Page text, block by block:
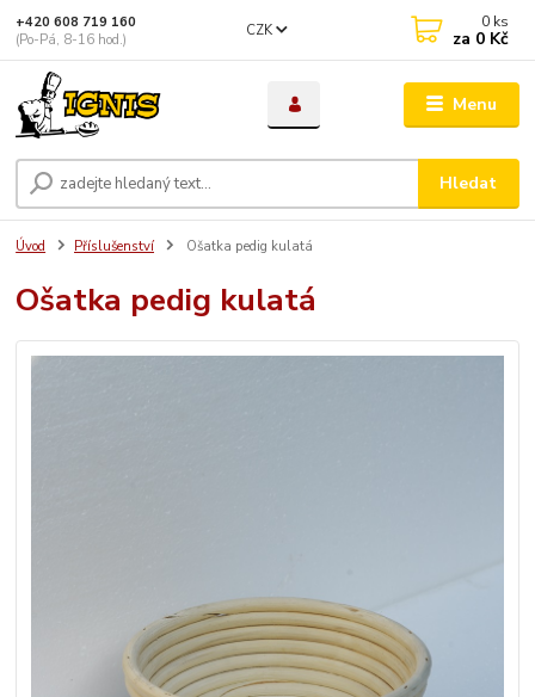
Menu
CZK
Hledat
+420 608 719 160
(Po-Pá, 8-16 hod.)
0 ks
za 0 Kč
Úvod Příslušenství Ošatka pedig kulatá
Ošatka pedig kulatá